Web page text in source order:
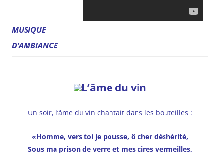
MUSIQUE
D’AMBIANCE
L’âme du vin
Un soir, l’âme du vin chantait dans les bouteilles :
«Homme, vers toi je pousse, ô cher déshérité,
Sous ma prison de verre et mes cires vermeilles,